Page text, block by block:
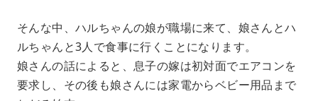
そんな中、ハルちゃんの娘が職場に来て、娘さんとハ
ルちゃんと3人で食事に行くことになります。
娘さんの話によると、息子の嫁は初対面でエアコンを
要求し、その後も娘さんには家電からベビー用品まで